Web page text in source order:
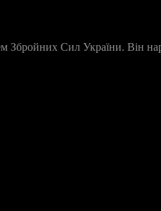
Збройних Сил України. Він